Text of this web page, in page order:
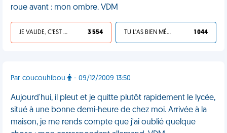
roue avant : mon ombre. VDM
JE VALIDE, C'EST UNE VDM 3 554 TU L'AS BIEN MÉRITÉ 1 044
Par coucouhibou - 09/12/2009 13:50
Aujourd'hui, il pleut et je quitte plutôt rapidement le lycée,
situé à une bonne demi-heure de chez moi. Arrivée à la
maison, je me rends compte que j'ai oublié quelque